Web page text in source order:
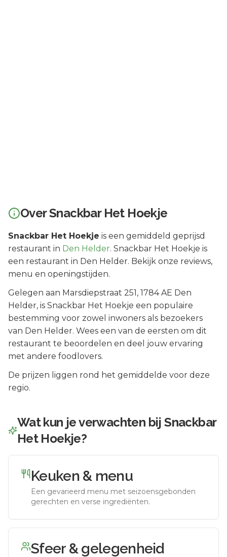
OverSnackbar Het Hoekje
Snackbar Het Hoekje is een gemiddeld geprijsd
restaurant in Den Helder. Snackbar Het Hoekje is
een restaurant in Den Helder. Bekijk onze reviews,
menu en openingstijden.
Gelegen aan Marsdiepstraat 251 , 1784 AE Den
Helder, is Snackbar Het Hoekje een populaire
bestemming voor zowel inwoners als bezoekers
van Den Helder. Wees een van de eersten om dit
restaurant te beoordelen en deel jouw ervaring
met andere foodlovers.
De prijzen liggen rond het gemiddelde voor deze
regio.
Wat kun je verwachten bijSnackbar
Het Hoekje?
Keuken & menu
Een gevarieerd menu met seizoensgebonden
gerechten en verse ingrediënten.
Sfeer & gelegenheid